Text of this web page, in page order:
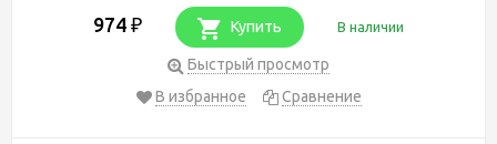
974 ₽ Купить В наличии
Быстрый просмотр
В избранное
Сравнение